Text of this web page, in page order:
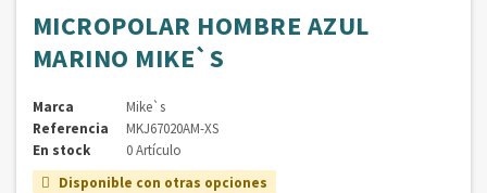
MICROPOLAR HOMBRE AZUL
MARINO MIKE`S
Marca
Mike`s
Referencia
MKJ67020AM-XS
En stock
0 Artículo
 Disponible con otras opciones